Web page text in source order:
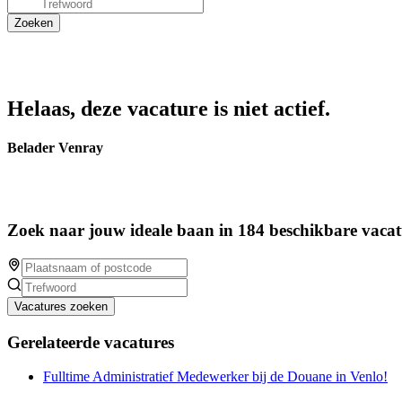
Helaas, deze vacature is niet actief.
Belader Venray
Zoek naar jouw ideale baan in 184 beschikbare
Vacatures zoeken
Gerelateerde vacatures
Fulltime Administratief Medewerker bij de Douane in Venlo!